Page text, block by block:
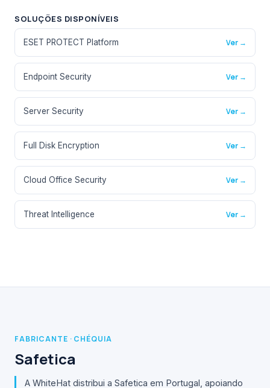
SOLUÇÕES DISPONÍVEIS
ESET PROTECT Platform Ver →
Endpoint Security Ver →
Server Security Ver →
Full Disk Encryption Ver →
Cloud Office Security Ver →
Threat Intelligence Ver →
FABRICANTE · CHÉQUIA
Safetica
A WhiteHat distribui a Safetica em Portugal, apoiando